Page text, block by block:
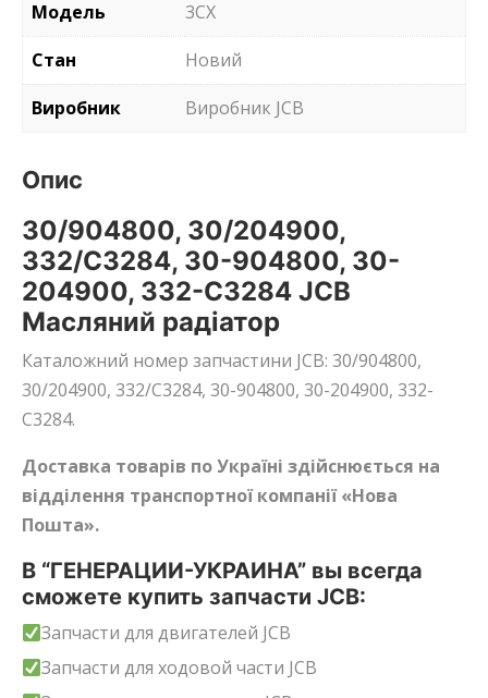
Модель
3CX
Стан
Новий
Виробник
Виробник JCB
Опис
30/904800, 30/204900,
332/C3284, 30-904800, 30-
204900, 332-C3284 JCB
Масляний радіатор
Каталожний номер запчастини JCB: 30/904800,
30/204900, 332/C3284, 30-904800, 30-204900, 332-
C3284.
Доставка товарів по Україні здійснюється на
відділення транспортної компанії «Нова
Пошта».
В “ГЕНЕРАЦИИ-УКРАИНА” вы всегда
сможете купить запчасти JCB:
Запчасти для двигателей JCB
Запчасти для ходовой части JCB